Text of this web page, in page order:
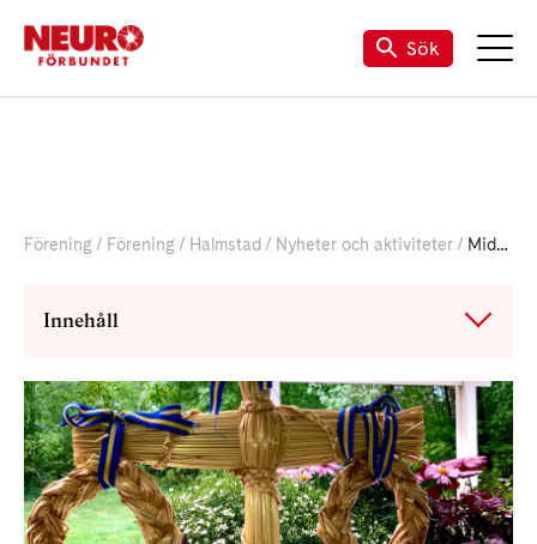
Sök
Förening Förening Halmstad Nyheter och aktiviteter Midsommarfest med mat & musik
Innehåll